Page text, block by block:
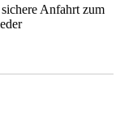
Anfahrt zum